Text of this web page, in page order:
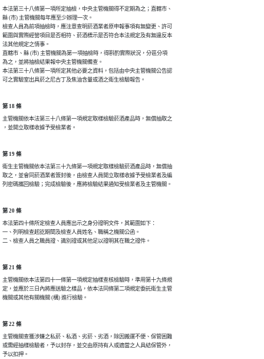
本法第三十八條第一項所定抽檢，中央主管機關得不定期為之；直轄市、
縣 (市) 主管機關每年應至少辦理一次。
檢查人員為前項抽檢時，應注意查明菸酒業者原申報事項有無變更、許可
範圍與實際經營項目是否相符、菸酒標示是否符合本法規定及有無違反本
法其他規定之情事。
直轄市、縣 (市) 主管機關為第一項抽檢時，得斟酌實際狀況，分區分項
為之，並將抽檢結果報中央主管機關備查。
本法第三十八條第一項所定其他必要之資料，包括由中央主管機關公告認
可之實驗室出具菸之尼古丁及焦油含量或酒之衛生檢驗報告。
第 18 條
主管機關依本法第三十八條第一項規定取樣檢驗菸酒產品時，無償抽取之
，並開立取樣收據予受檢業者。
第 19 條
衛生主管機關依本法第三十九條第一項規定取樣檢驗菸酒產品時，無償抽
取之，並會同菸酒業者簽封後，由檢查人員開立取樣收據予受檢業者及編
列密碼攜回檢驗；完成檢驗後，應將檢驗結果通知受檢業者及主管機關。
第 20 條
本法第四十條所定檢查人員應出示之身分證明文件，其範圍如下：
一、列明檢查起訖期間及檢查人員姓名、職稱之機關公函。
二、檢查人員之職員證、識別證或其他足以證明其在職之證件。
第 21 條
主管機關依本法第四十一條第一項規定抽樣查核檢驗時，準用第十九條規
定，並應於三日內將應送驗之樣品，依本法同條第二項規定委託衛生主管
機關或其他有關機關 (構) 進行檢驗。
第 22 條
主管機關查獲涉嫌之私菸、私酒、劣菸、劣酒，除因搬運不便、保管困難
或需經抽樣檢驗者，予以封存，並交由原持有人或適當之人具結保管外，
予以扣押。